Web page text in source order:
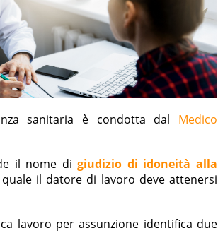
sanitaria è condotta dal Medico
il nome digiudizio di idoneità alla
il datore di lavoro deve attenersi
lavoro per assunzione identifica due